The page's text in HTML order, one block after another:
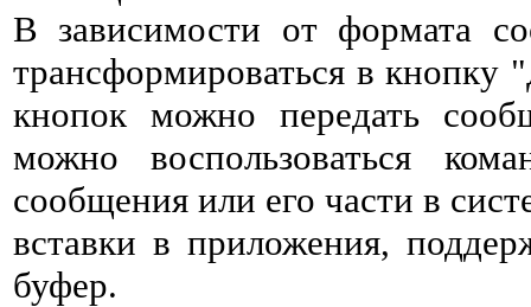
В зависимости от формата
трансформироваться в
кнопок можно передать
можно воспользоваться
сообщения или его части в
вставки в приложения,
буфер.